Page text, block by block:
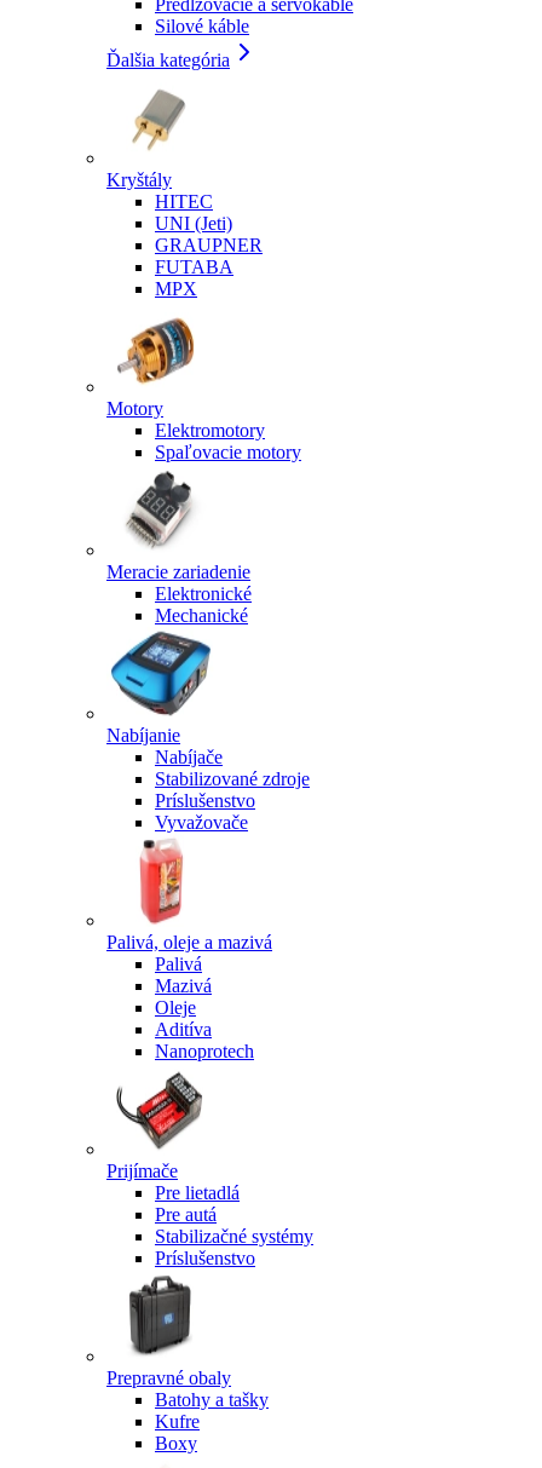
Predlžovacie a servokáble
Silové káble
Ďalšia kategória
Kryštály
HITEC
UNI (Jeti)
GRAUPNER
FUTABA
MPX
Motory
Elektromotory
Spaľovacie motory
Meracie zariadenie
Elektronické
Mechanické
Nabíjanie
Nabíjače
Stabilizované zdroje
Príslušenstvo
Vyvažovače
Palivá, oleje a mazivá
Palivá
Mazivá
Oleje
Aditíva
Nanoprotech
Prijímače
Pre lietadlá
Pre autá
Stabilizačné systémy
Príslušenstvo
Prepravné obaly
Batohy a tašky
Kufre
Boxy